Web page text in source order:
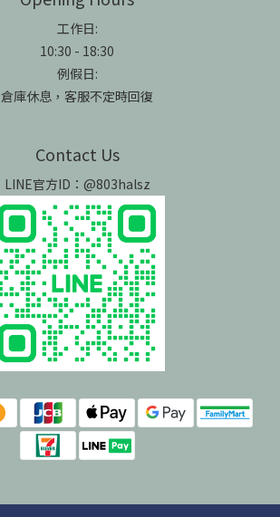
工作日:
10:30 - 18:30
例假日:
倉庫休息，客服不定時回復
Contact Us
LINE官方ID：@803halsz